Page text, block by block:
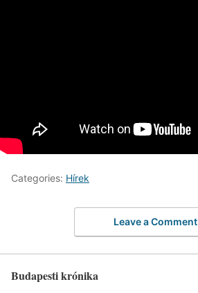
Categories: Hírek
Leave a Comment
Budapesti krónika